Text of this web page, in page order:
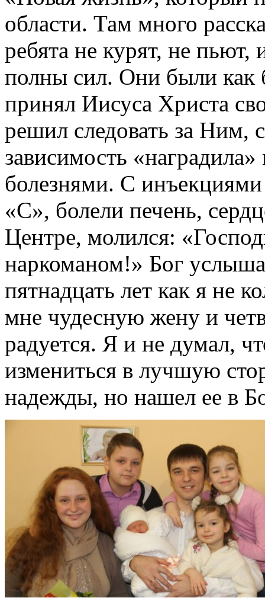
области. Там много
ребята не курят, не пьют,
полны сил. Они были как
принял Иисуса Христа
решил следовать за Ним,
зависимость
болезнями. С инъекциями
«С», болели печень,
Центре, молился:
наркоманом!» Бог
пятнадцать лет как я не
мне чудесную жену и
радуется. Я и не думал,
измениться в лучшую
надежды, но нашел ее в